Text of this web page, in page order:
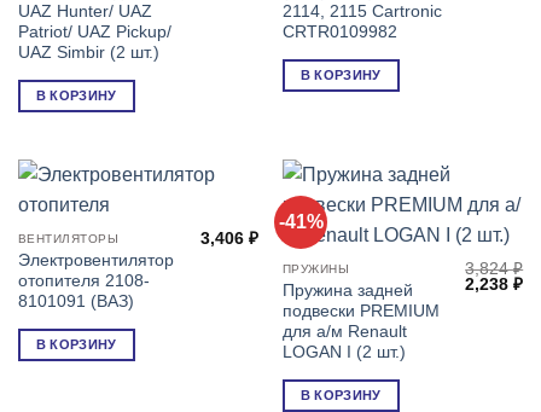
UAZ Hunter/ UAZ
Patriot/ UAZ Pickup/
UAZ Simbir (2 шт.)
В КОРЗИНУ
2114, 2115 Cartronic
CRTR0109982
В КОРЗИНУ
ВЕНТИЛЯТОРЫ
Электровентилятор
отопителя 2108-
8101091 (ВАЗ)
3,406₽
В КОРЗИНУ
-41%
ПРУЖИНЫ
Пружина задней
подвески PREMIUM
для а/м Renault
LOGAN I (2 шт.)
3,824₽
2,238₽
В КОРЗИНУ